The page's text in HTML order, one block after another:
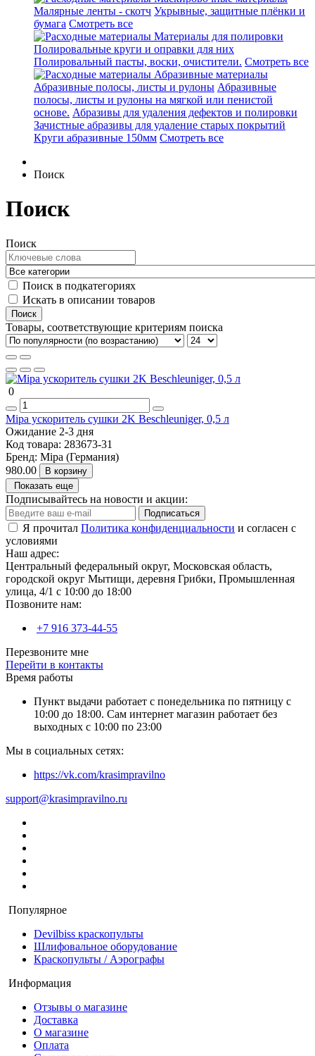
Малярные ленты - скотч Укрывные, защитные плёнки и
бумага Смотреть все
Материалы для полировки
Полировальные круги и оправки для них
Полировальный пасты, воски, очистители. Смотреть все
Абразивные материалы
Абразивные полосы, листы и рулоны Абразивные
полосы, листы и рулоны на мягкой или пенистой
основе. Абразивы для удаления дефектов и полировки
Зачистные абразивы для удаление старых покрытий
Круги абразивные 150мм Смотреть все
Поиск
Поиск
Поиск
Поиск в подкатегориях
Искать в описании товаров
Товары, соответствующие критериям поиска
0
Mipa ускоритель сушки 2K Beschleuniger, 0,5 л
Ожидание 2-3 дня
Код товара: 283673-31
Бренд: Mipa (Германия)
980.00
В корзину
Показать еще
Подписывайтесь на новости и акции:
Подписаться
Я прочитал Политика конфиденциальности и согласен с
условиями
Наш адрес:
Центральный федеральный округ, Московская область,
городской округ Мытищи, деревня Грибки, Промышленная
улица, 4/1 с 10:00 до 18:00
Позвоните нам:
+7 916 373-44-55
Перезвоните мне
Перейти в контакты
Время работы
Пункт выдачи работает с понедельника по пятницу с
10:00 до 18:00. Сам интернет магазин работает без
выходных с 10:00 по 23:00
Мы в социальных сетях:
https://vk.com/krasimpravilno
support@krasimpravilno.ru
Популярное
Devilbiss краскопульты
Шлифовальное оборудование
Краскопульты / Аэрографы
Информация
Отзывы о магазине
Доставка
О магазине
Оплата